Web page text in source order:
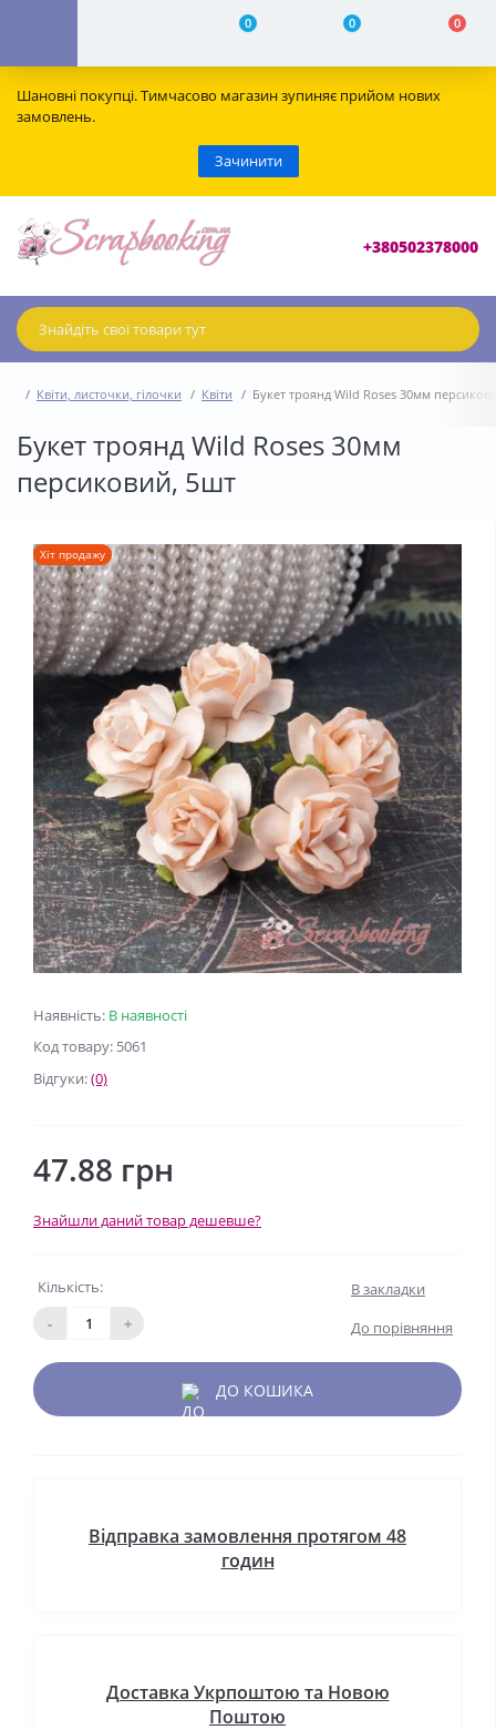
0 0 0
Шановні покупці. Тимчасово магазин зупиняє прийом нових
замовлень.
Зачинити
+380502378000
Квіти, листочки, гілочки Квіти Букет троянд Wild Roses 30мм
Букет троянд Wild Roses 30мм
персиковий, 5шт
Наявність: В наявності
Код товару: 5061
Відгуки:(0)
Хіт продажу
47.88 грн
Знайшли даний товар дешевше?
Кількість:
-
+
В закладки
До порівняння
ДО КОШИКА
Відправка замовлення протягом 48
годин
Доставка Укрпоштою та Новою
Поштою